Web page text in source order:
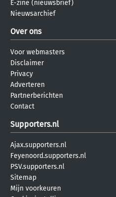
E-zine (nieuwsbrief)
Nieuwsarchief
Over ons
Voor webmasters
Disclaimer
Privacy
Adverteren
Partnerberichten
Contact
Supporters.nl
Ajax.supporters.nl
Feyenoord.supporters.nl
PSV.supporters.nl
Sitemap
Mijn voorkeuren